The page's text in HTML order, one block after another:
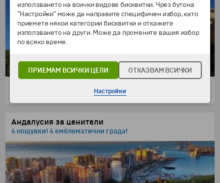
Андалусия за ценители
4 нощувки! 4 емблематични града!
използването на всички видове бисквитки. Чрез бутона
"Настройки" може да направите специфичен избор, като
приемете някои категории бисквитки и откажете
използването на други. Може да промените вашия избор
по всяко време.
ПРИЕМАМ ВСИЧКИ ЦЕЛИ ОТКАЗВАМ ВСИЧКИ
Настройки